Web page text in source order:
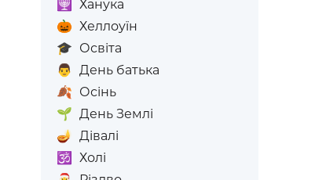
🕎
Ханука
🎃 Хеллоуїн
🎓 Освіта
👨 День батька
🍂 Осінь
🌱 День Землі
🪔 Дівалі
🕉️
Холі